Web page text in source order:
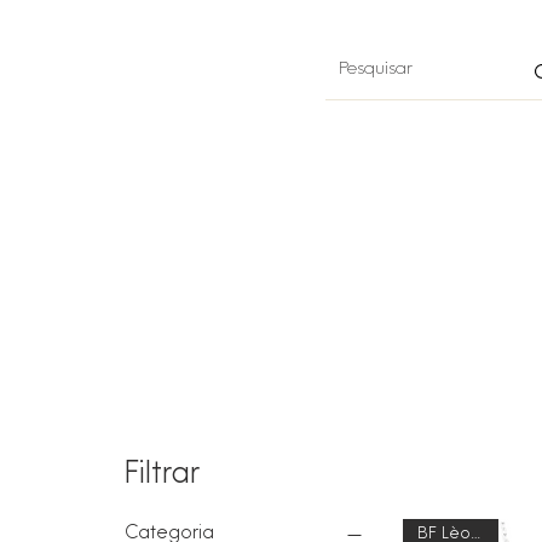
Filtrar
Categoria BF Lèontine